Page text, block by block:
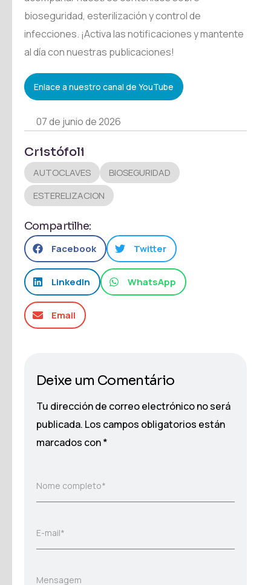
bioseguridad, esterilización y control de
infecciones. ¡Activa las notificaciones y mantente
al día con nuestras publicaciones!
Enlace a nuestro canal de YouTube
07 de junio de 2026
Cristófoli
AUTOCLAVES
BIOSEGURIDAD
ESTERELIZACION
Compartilhe:
Facebook Twitter
LinkedIn WhatsApp
Email
Deixe um Comentário
Tu dirección de correo electrónico no será
publicada. Los campos obligatorios están
marcados con*
Nome completo*
E-mail*
Mensagem